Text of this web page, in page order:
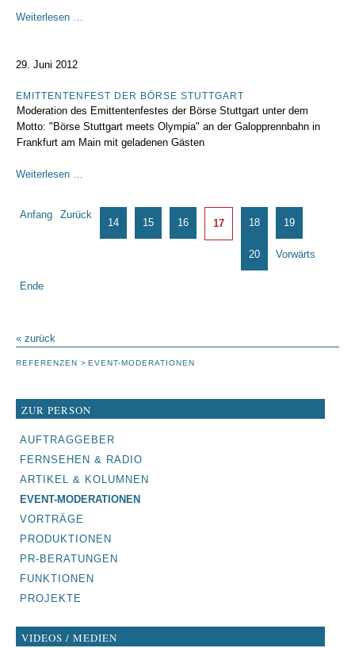
Weiterlesen …
Tanzwettbewerb
29. Juni 2012
EMITTENTENFEST DER BÖRSE STUTTGART
Moderation des Emittentenfestes der Börse Stuttgart unter dem
Motto: "Börse Stuttgart meets Olympia" an der Galopprennbahn in
Frankfurt am Main mit geladenen Gästen
Weiterlesen …
Börse
Stuttgart
Seite 17 von 33
Anfang Zurück
14 15 16 17 18 19
20 Vorwärts
Ende
« zurück
REFERENZEN EVENT-MODERATIONEN
ZUR PERSON
NAVIGATION
ÜBERSPRINGEN
AUFTRAGGEBER
FERNSEHEN & RADIO
ARTIKEL & KOLUMNEN
EVENT-MODERATIONEN
VORTRÄGE
PRODUKTIONEN
PR-BERATUNGEN
FUNKTIONEN
PROJEKTE
VIDEOS / MEDIEN